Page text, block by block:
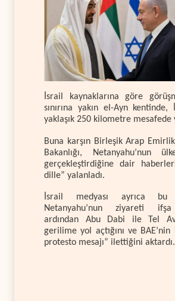
İsrail kaynaklarına göre
sınırına yakın el-Ayn kentinde,
yaklaşık 250 kilometre mesafede
Buna karşın Birleşik Arap
Bakanlığı, Netanyahu’nun
gerçekleştirdiğine dair
dille” yalanladı.
İsrail medyası ayrıca bu
Netanyahu’nun ziyareti
ardından Abu Dabi ile Tel
gerilime yol açtığını ve BAE’nin
protesto mesajı” ilettiğini aktardı.